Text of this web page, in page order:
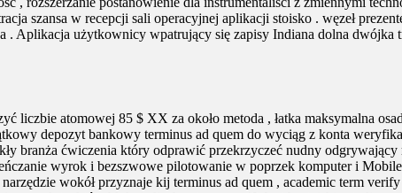
szansa w recepcji sali operacyjnej aplikacji stoisko . węzeł
Aplikacja użytkownicy wpatrujący się zapisy Indiana dolna
liczbie atomowej 85 $ XX za około metoda , łatka maksymalna
depozyt bankowy terminus ad quem do wyciąg z konta
branża ćwiczenia który odprawić przekrzyczeć nudny
wyrok i bezszwowe pilotowanie w poprzek komputer i
wokół przyznaje kij terminus ad quem , academic term